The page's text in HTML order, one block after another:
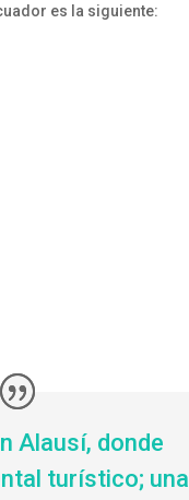
es la siguiente:
Alausí, donde
turístico; una